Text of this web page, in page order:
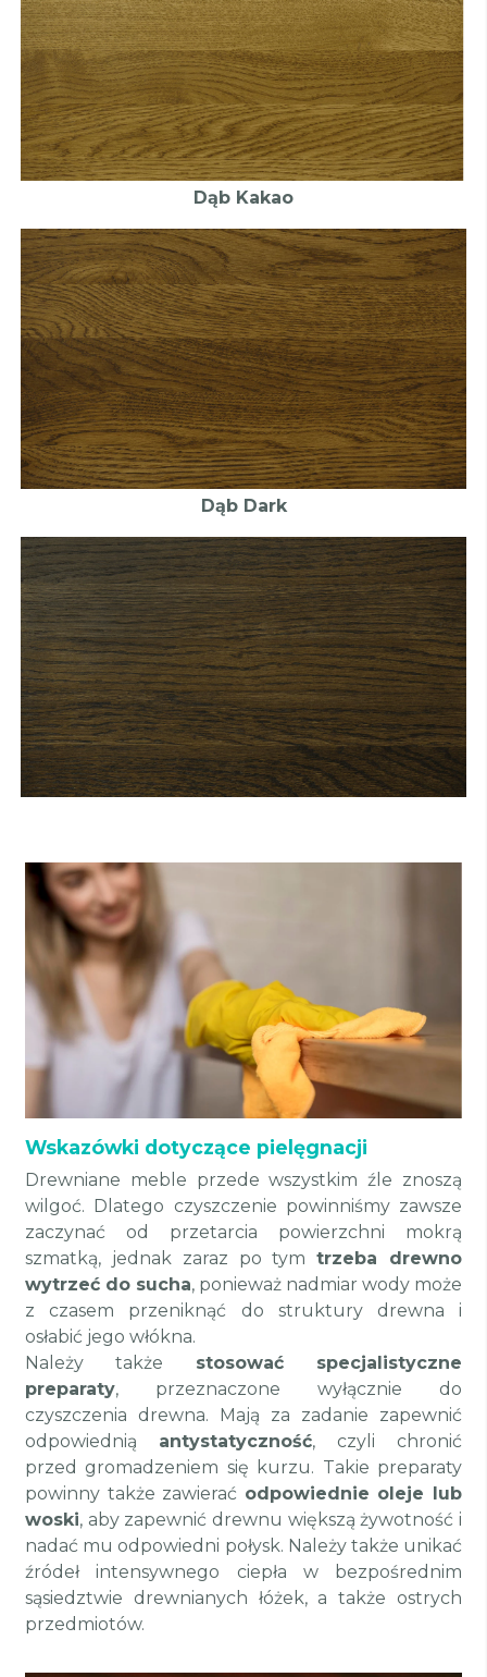
Dąb Kakao
Dąb Dark
Wskazówki dotyczące pielęgnacji
Drewniane meble przede wszystkim źle znoszą
wilgoć. Dlatego czyszczenie powinniśmy zawsze
zaczynać od przetarcia powierzchni mokrą
szmatką, jednak zaraz po tymtrzeba drewno
wytrzeć do sucha, ponieważ nadmiar wody może
z czasem przeniknąć do struktury drewna i
osłabić jego włókna.
Należy także stosować specjalistyczne
preparaty, przeznaczone wyłącznie do
czyszczenia drewna. Mają za zadanie zapewnić
odpowiednią antystatyczność, czyli chronić
przed gromadzeniem się kurzu. Takie preparaty
powinny także zawierać odpowiednie oleje lub
woski, aby zapewnić drewnu większą żywotność i
nadać mu odpowiedni połysk. Należy także unikać
źródeł intensywnego ciepła w bezpośrednim
sąsiedztwie drewnianych łóżek, a także ostrych
przedmiotów.